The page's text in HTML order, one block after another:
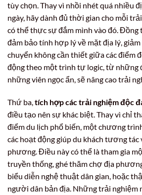
tùy chọn. Thay vì nhồi nhét quá nhiều
ngày, hãy dành đủ thời gian cho mỗi
có thể thực sự đắm mình vào đó. Đồng
đảm bảo tính hợp lý về mặt địa lý,
chuyển không cần thiết giữa các điểm
động theo một trình tự logic, từ những
những viên ngọc ẩn, sẽ nâng cao trải
Thứ ba,tích hợp các trải nghiệm độc
điều tạo nên sự khác biệt. Thay vì chỉ
điểm du lịch phổ biến, một chương
các hoạt động giúp du khách tương tác
phương. Điều này có thể là tham gia
truyền thống, ghé thăm chợ địa
biểu diễn nghệ thuật dân gian, hoặc
người dân bản địa. Những trải nghiệm